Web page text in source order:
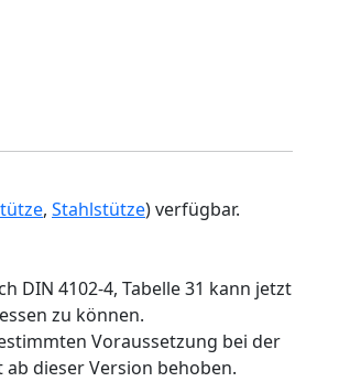
, Stahlstütze) verfügbar.
DIN 4102-4, Tabelle 31 kann jetzt
zu können.
Voraussetzung bei der
dieser Version behoben.